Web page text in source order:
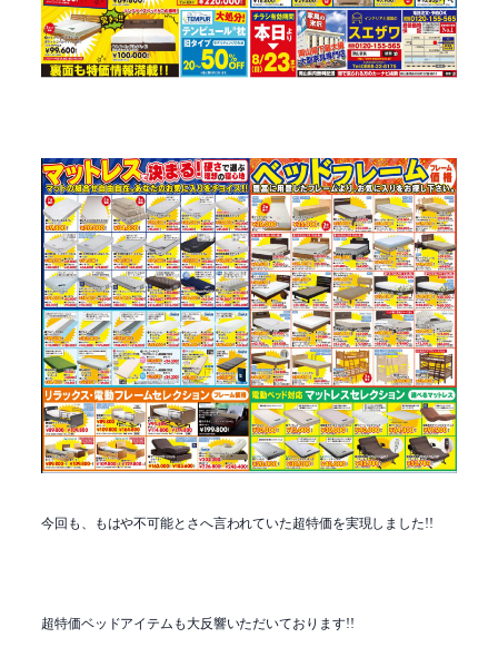
今回も、もはや不可能とさへ言われていた超特価を実現しました!!
超特価ベッドアイテムも大反響いただいております!!